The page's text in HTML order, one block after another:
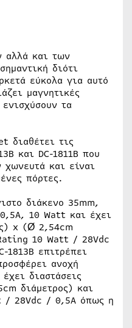
αλλά και των
διότι
εύκολα για αυτό
μαγνητικές
τα
διαθέτει τις
και DC-1811B που
χωνευτά και είναι
πόρτες.
διάκενο 35mm,
10 Watt και έχει
x (Ø 2,54cm
10 Watt / 28Vdc
επιτρέπει
ανοχή
διαστάσεις
διάμετρος) και
/ 28Vdc / 0,5A όπως η